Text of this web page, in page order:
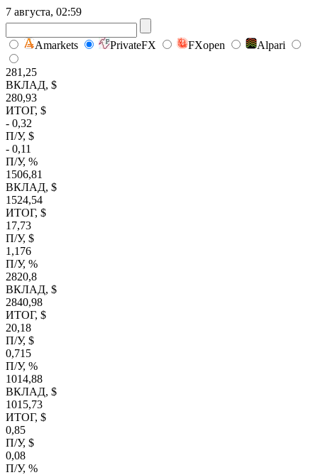
7 августа, 02:59
Amarkets PrivateFX FXopen Alpari
281,25
ВКЛАД, $
280,93
ИТОГ, $
- 0,32
П/У, $
- 0,11
П/У, %
1506,81
ВКЛАД, $
1524,54
ИТОГ, $
17,73
П/У, $
1,176
П/У, %
2820,8
ВКЛАД, $
2840,98
ИТОГ, $
20,18
П/У, $
0,715
П/У, %
1014,88
ВКЛАД, $
1015,73
ИТОГ, $
0,85
П/У, $
0,08
П/У, %